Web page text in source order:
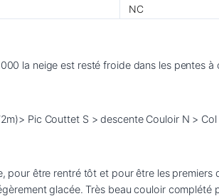
NC
la neige est resté froide dans les pentes
Pic Couttet S > descente Couloir N >
pour être rentré tôt et pour être les
glacée. Très beau couloir complété